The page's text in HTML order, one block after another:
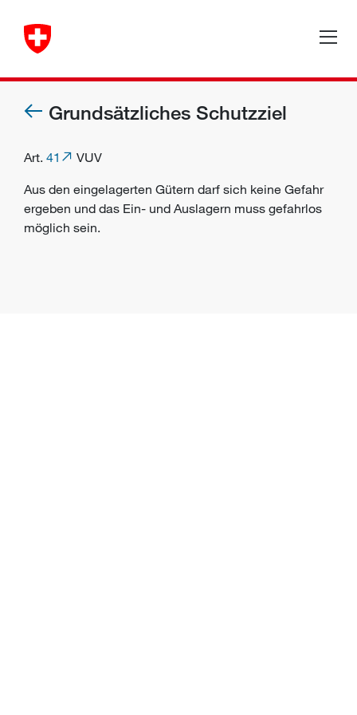
Grundsätzliches Schutzziel
Art. 41
VUV
Aus den eingelagerten Gütern darf sich keine Gefahr
ergeben und das Ein- und Auslagern muss gefahrlos
möglich sein.